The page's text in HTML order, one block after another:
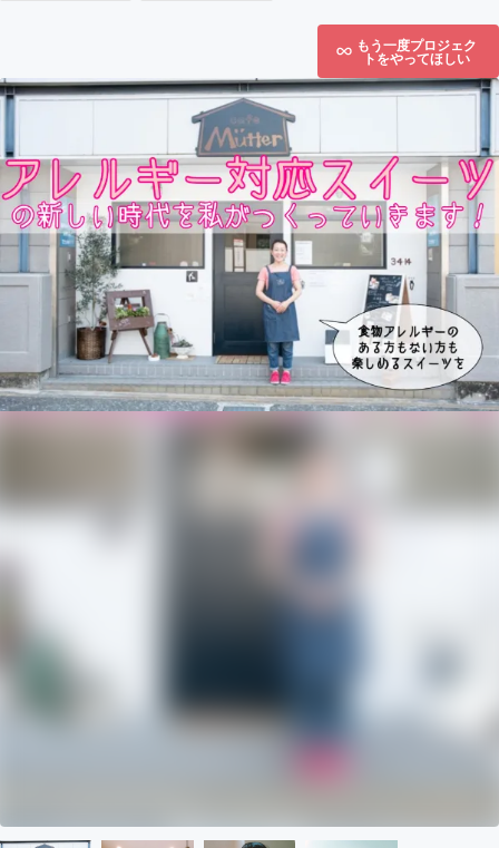
もう一度プロジェク
トをやってほしい